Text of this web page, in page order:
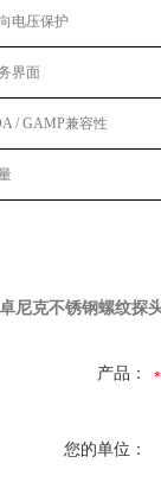
电压保护
界面
/ GAMP兼容性
尼克不锈钢螺纹探
产品：
您的单位：